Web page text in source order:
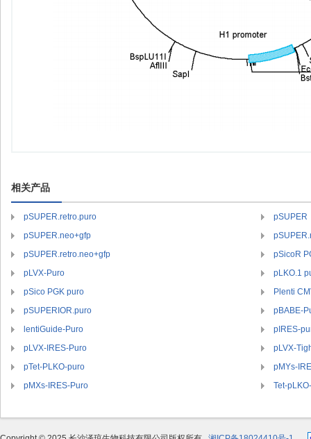
相关产品
pSUPER.retro.puro
pSUPER
pSUPER.neo+gfp
pSUPER.retro.neo+gfp
pSicoR
pLVX-Puro
pLKO.1
pSico PGK puro
Plenti
pSUPERIOR.puro
pBABE-
lentiGuide-Puro
pIRES-
pLVX-IRES-Puro
pLVX-
pTet-PLKO-puro
pMYs-
pMXs-IRES-Puro
Tet-